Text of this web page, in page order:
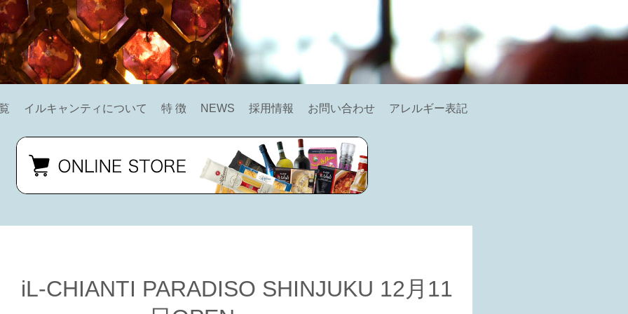
イルキャンティについて 特 徴 NEWS 採用情報 お問い合わせ アレルギー表記
iL-CHIANTI PARADISO SHINJUKU 12月11